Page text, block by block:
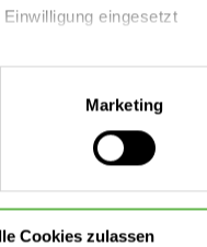
eingesetzt
Auswahl hinsichtlich der
Verwendung aller Cookies
Marketing
Cookies zulassen